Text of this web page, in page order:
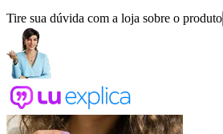
Tire sua dúvida com a loja sobre o produto